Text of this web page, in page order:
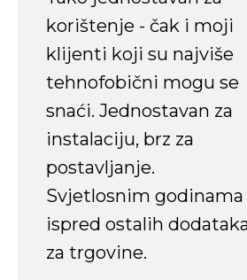
korištenje - čak i moji
klijenti koji su najviše
tehnofobični mogu se
snaći. Jednostavan za
instalaciju, brz za
postavljanje.
Svjetlosnim godinama
ispred ostalih
za trgovine.